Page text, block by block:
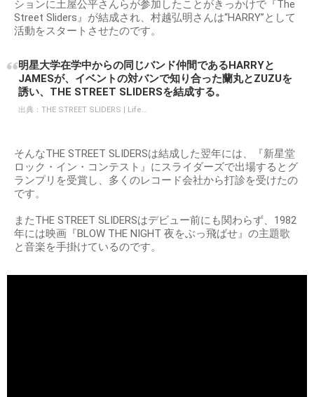
ションに土屋公平さんらが参加したことがきっかけで『The
Street Sliders』が結成され、村越弘明さんは“HARRY”として
活動をスタートさせたのです。
明星大学在学中からの同じバンド仲間であるHARRYと
JAMESが、イベントの対バンで知り合った蘭丸とZUZUを
誘い、THE STREET SLIDERSを結成する。
出典： THE STREET SLIDERS | Life…
そんなTHE STREET SLIDERSは結成した翌年には、『新星堂
ロック・イン・コンテスト』にスライダーズで出場するとグ
ランプリを受賞し、多くのレコード会社から打診を受けたの
です。
またTHE STREET SLIDERSはデビュー前にも関わらず、1982
年には映画『BLOW THE NIGHT 夜をぶっ飛ばせ』の主題歌
と音楽を手掛けているのです。